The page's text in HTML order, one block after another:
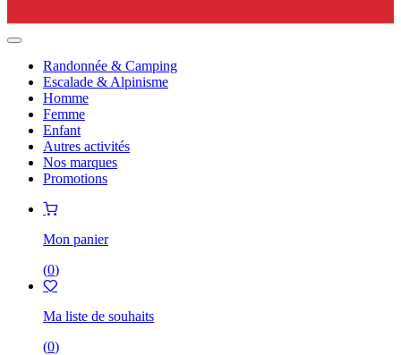
Randonnée & Camping
Escalade & Alpinisme
Homme
Femme
Enfant
Autres activités
Nos marques
Promotions
Mon panier
(0)
Ma liste de souhaits
(0)